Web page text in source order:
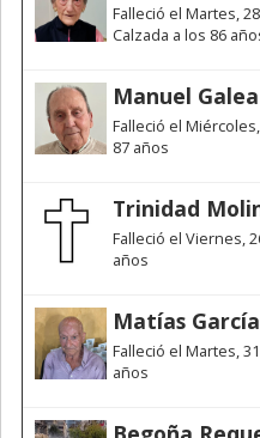
Falleció el Martes,
Calzada a los 86
Manuel
Falleció el
87 años
Trinidad
Falleció el Viernes,
años
Matías
Falleció el Martes,
años